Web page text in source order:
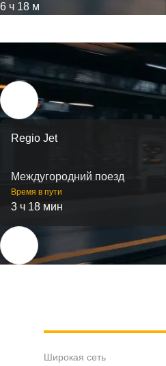
6 ч 18 м
Regio Jet
Междугородний поезд
Время в пути
3 ч 18 мин
Широкая сеть